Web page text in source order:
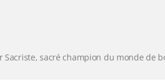
Sacriste, sacré champion du monde de